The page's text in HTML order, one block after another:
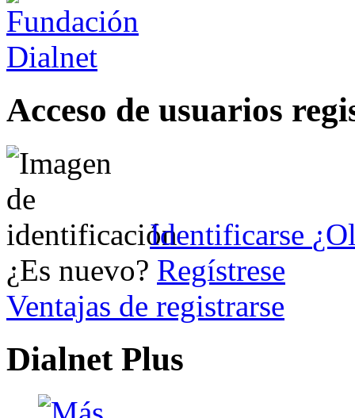
Acceso de usuarios
Identificarse
¿Es nuevo? Regístrese
Ventajas de registrarse
Dialnet Plus